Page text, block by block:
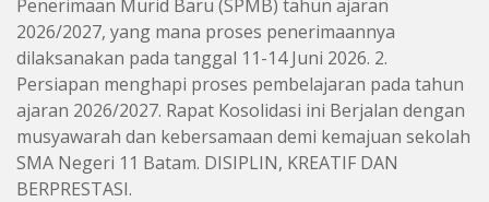
Penerimaan Murid Baru (SPMB) tahun ajaran
2026/2027, yang mana proses penerimaannya
dilaksanakan pada tanggal 11-14 Juni 2026. 2.
Persiapan menghapi proses pembelajaran pada tahun
ajaran 2026/2027. Rapat Kosolidasi ini Berjalan dengan
musyawarah dan kebersamaan demi kemajuan sekolah
SMA Negeri 11 Batam. DISIPLIN, KREATIF DAN
BERPRESTASI.